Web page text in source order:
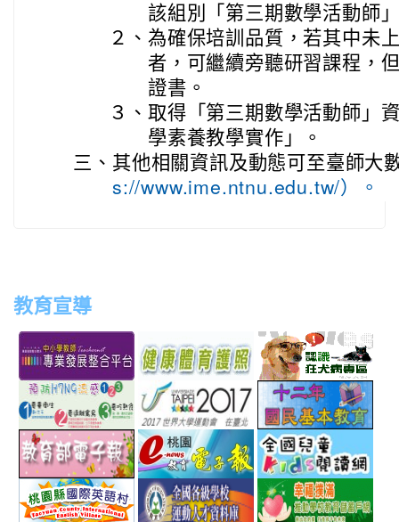
該組別「第三期數學活動師
２、 為確保培訓品質，若其中未
者，可繼續旁聽研習課程，
證書。
３、 取得「第三期數學活動師」
學素養教學實作」。
三、 其他相關資訊及動態可至臺師大
s://www.ime.ntnu.edu.tw/）。
教育宣導
to
http://teachernet.moe.edu.tw/MAIN/index.aspx
link
to
https://airtw.epa.gov.tw/
link
to
http://
link
link
to
http://www.perdc.ntnu.edu.tw/anti-
flu/catalog.php?
MainCatalogID=2
link
http://
link
to
http://epaper.edu.tw/
link
to
http://163.30.192.132/
link
to
link
to
to